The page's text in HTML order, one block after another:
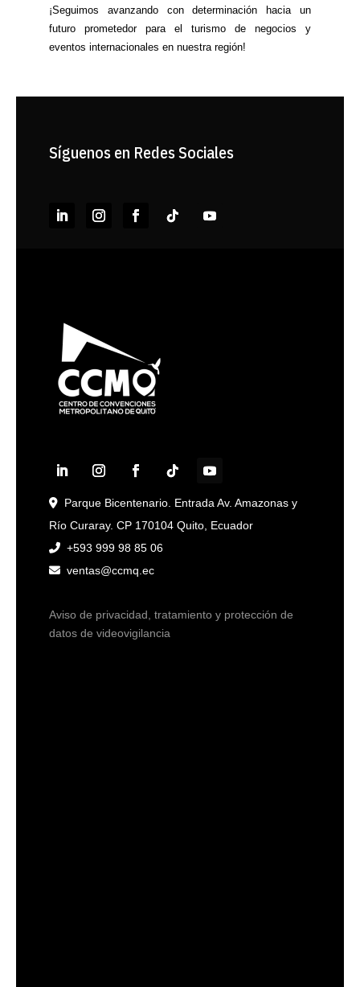
¡Seguimos avanzando con determinación hacia un
futuro prometedor para el turismo de negocios y
eventos internacionales en nuestra región!
Síguenos en Redes Sociales
Parque Bicentenario. Entrada Av. Amazonas y
Río Curaray. CP 170104 Quito, Ecuador
+593 999 98 85 06
ventas@ccmq.ec
Aviso de privacidad, tratamiento y protección de
datos de videovigilancia